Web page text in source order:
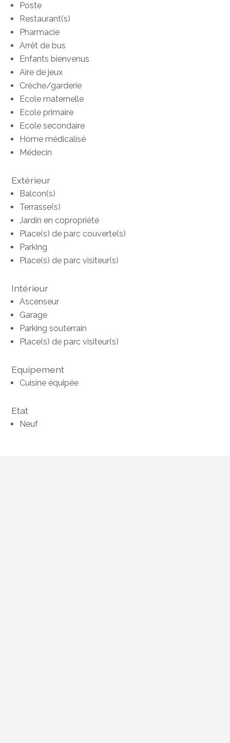
Poste
Restaurant(s)
Pharmacie
Arrêt de bus
Enfants bienvenus
Aire de jeux
Crèche/garderie
Ecole maternelle
Ecole primaire
Ecole secondaire
Home médicalisé
Médecin
Extérieur
Balcon(s)
Terrasse(s)
Jardin en copropriété
Place(s) de parc couverte(s)
Parking
Place(s) de parc visiteur(s)
Intérieur
Ascenseur
Garage
Parking souterrain
Place(s) de parc visiteur(s)
Equipement
Cuisine équipée
Etat
Neuf